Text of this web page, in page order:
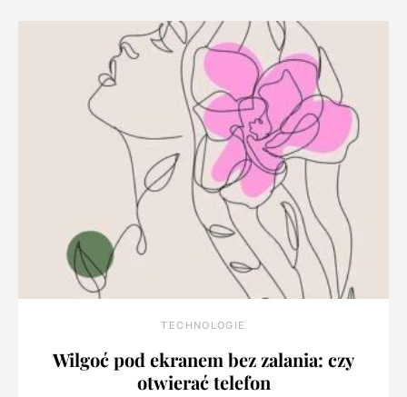
TECHNOLOGIE
Wilgoć pod ekranem bez zalania: czy
otwierać telefon